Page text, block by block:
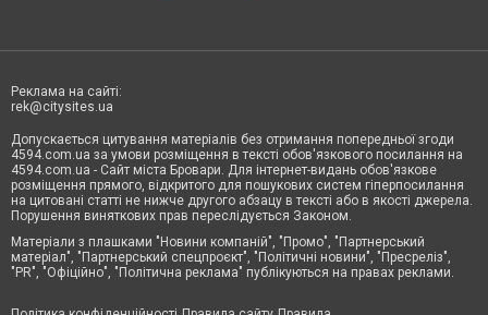
Реклама на сайті:
rek@citysites.ua
Допускається цитування матеріалів без отримання попередньої згоди
4594.com.ua за умови розміщення в тексті обов'язкового посилання на
4594.com.ua - Сайт міста Бровари. Для інтернет-видань обов'язкове
розміщення прямого, відкритого для пошукових систем гіперпосилання
на цитовані статті не нижче другого абзацу в тексті або в якості джерела.
Порушення виняткових прав переслідується Законом.
Матеріали з плашками "Новини компаній", "Промо", "Партнерський
матеріал", "Партнерський спецпроєкт", "Політичні новини", "Пресреліз",
"PR", "Офіційно", "Політична реклама" публікуються на правах реклами.